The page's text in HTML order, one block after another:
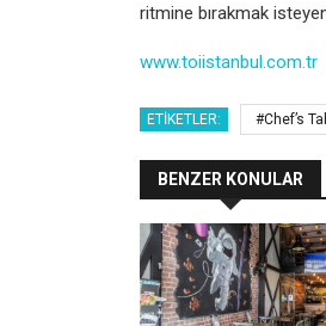
ritmine bırakmak
www.toiistanbul.com.tr
ETIKETLER: #Chef’s
BENZER KONULAR